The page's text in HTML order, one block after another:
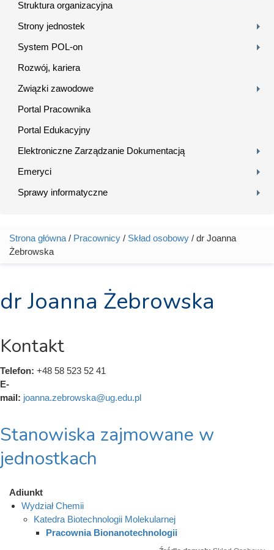
Struktura organizacyjna
Strony jednostek
System POL-on
Rozwój, kariera
Związki zawodowe
Portal Pracownika
Portal Edukacyjny
Elektroniczne Zarządzanie Dokumentacją
Emeryci
Sprawy informatyczne
Jesteś tutaj
Strona główna / Pracownicy / Skład osobowy / dr Joanna
Żebrowska
dr Joanna Żebrowska
Kontakt
Telefon: +48 58 523 52 41
E-
mail: joanna.zebrowska@ug.edu.pl
Stanowiska zajmowane w
jednostkach
Adiunkt
Wydział Chemii
Katedra Biotechnologii Molekularnej
Pracownia Bionanotechnologii